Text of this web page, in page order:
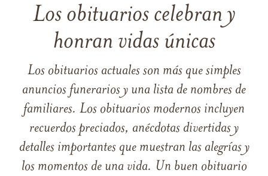
Los obituarios celebran y
honran vidas únicas
Los obituarios actuales son más que simples
anuncios funerarios y una lista de nombres de
familiares. Los obituarios modernos incluyen
recuerdos preciados, anécdotas divertidas y
detalles importantes que muestran las alegrías y
los momentos de una vida. Un buen obituario